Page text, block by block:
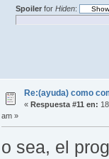
Spoilerfor Hiden:
Re:(ayuda) como
« Respuesta #11 en:
am »
o sea, el